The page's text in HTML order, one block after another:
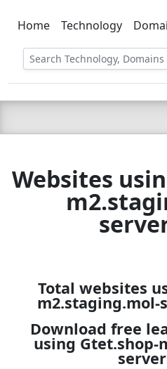
C LIEN
Home Technology
Websites
Total websites
m2.staging.mol-
Download free
using Gtet.shop-